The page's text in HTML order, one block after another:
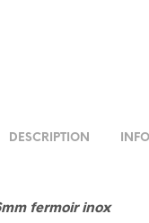
DESCRIPTION
fermoir inox